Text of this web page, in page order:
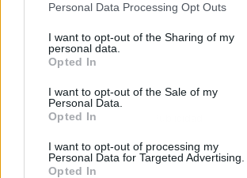
Personal Data Processing Opt Outs
I want to opt-out of the Sharing of my
personal data.
Opted In
I want to opt-out of the Sale of my
Personal Data.
Opted In
I want to opt-out of processing my
Personal Data for Targeted Advertising.
Opted In